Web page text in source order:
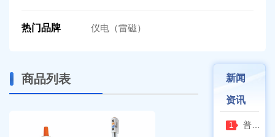
热门品牌 仪电（雷磁）
商品列表 新闻
资讯
1 普通烘箱和耐腐蚀烘箱区分